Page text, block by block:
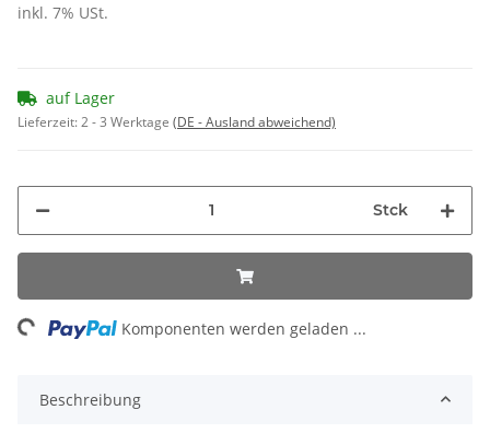
inkl. 7% USt.
auf Lager
Lieferzeit:2 - 3 Werktage (DE - Ausland abweichend)
Stck
Komponenten werden geladen ...
Beschreibung